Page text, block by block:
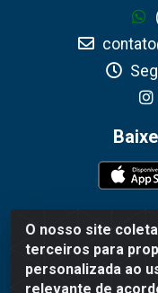
O nosso site
terceiros para
personalizada ao
relevante de
WR Embalagens -
Grogotó -